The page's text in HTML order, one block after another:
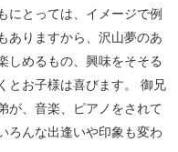
にとっては、イメージで例
ありますから、沢山夢のあ
しめるもの、興味をそそる
とお子様は喜びます。 御兄
が、音楽、ピアノをされて
ろんな出逢いや印象も変わ